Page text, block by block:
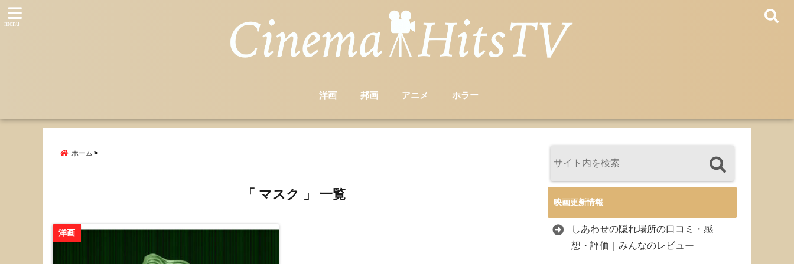
menu
洋画 邦画 アニメ ホラー
ホーム
「 マスク 」 一覧
洋画
映画更新情報
しあわせの隠れ場所の口コミ・感
想・評価｜みんなのレビュー